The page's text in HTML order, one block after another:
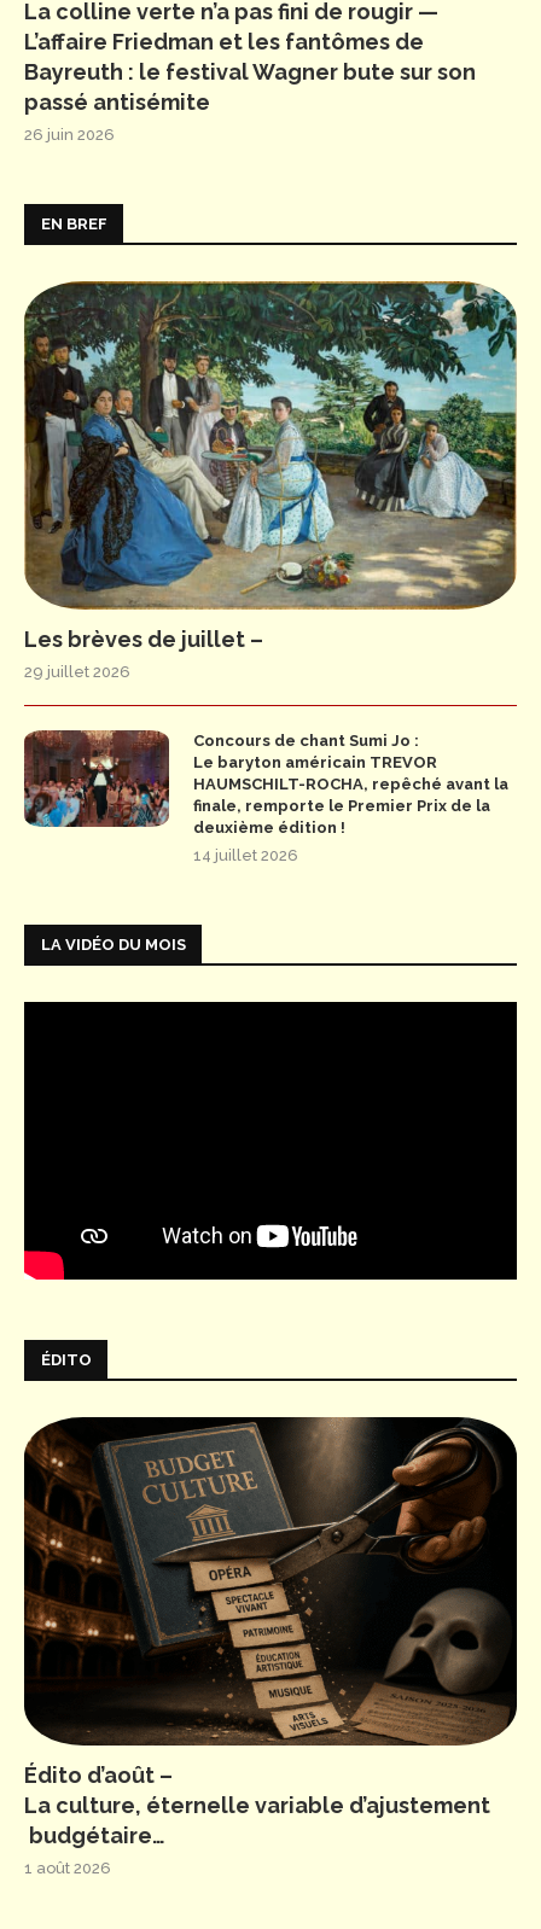
La colline verte n’a pas fini de rougir —
L’affaire Friedman et les fantômes de
Bayreuth : le festival Wagner bute sur son
passé antisémite
26 juin 2026
EN BREF
Les brèves de juillet –
29 juillet 2026
Concours de chant Sumi Jo :
Le baryton américain TREVOR
HAUMSCHILT-ROCHA, repêché avant la
finale, remporte le Premier Prix de la
deuxième édition !
14 juillet 2026
LA VIDÉO DU MOIS
ÉDITO
Édito d’août –
La culture, éternelle variable d’ajustement
budgétaire…
1 août 2026